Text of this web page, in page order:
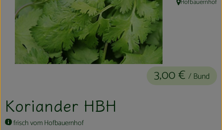
Kühltheke
Aktionen & Neues
Naturkost
Koriander HBH
frisch vom Hofbauernhof
3,00 € / Bund
, Herkunft:
Hofbauernhof